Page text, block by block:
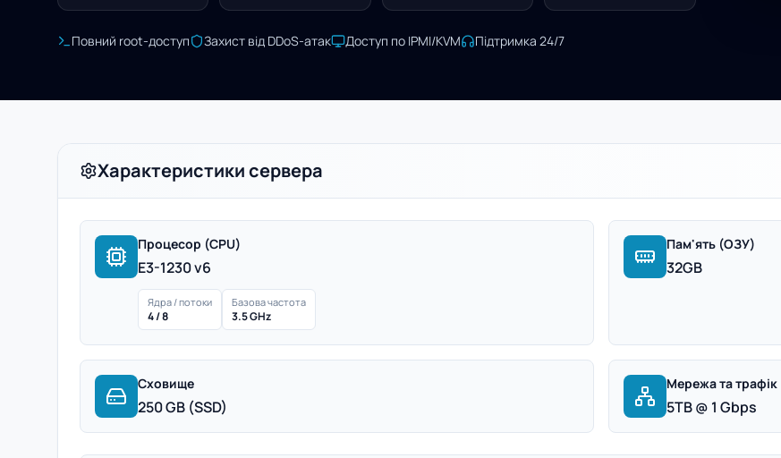
Повний root-доступ Захист від DDoS-атак Доступ по IPMI/KVM Підтримка 24/7
Характеристики сервера
Процесор (CPU)
E3-1230 v6
Ядра / потоки
4 / 8
Базова частота
3.5 GHz
Пам'ять (ОЗУ)
32GB
Сховище
250 GB (SSD)
Мережа та трафік
5TB @ 1 Gbps